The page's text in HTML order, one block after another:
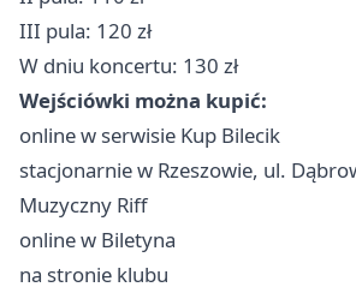
III pula: 120 zł
W dniu koncertu: 130 zł
Wejściówki można kupić:
online w serwisie Kup Bilecik
stacjonarnie w Rzeszowie, ul.
Muzyczny Riff
online w Biletyna
na stronie klubu